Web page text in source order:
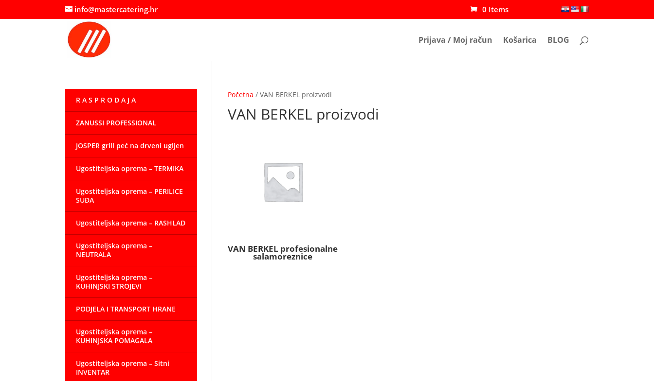
info@mastercatering.hr 0 Items
Prijava / Moj račun Košarica BLOG
Početna / VAN BERKEL proizvodi
VAN BERKEL proizvodi
VAN BERKEL profesionalne
salamoreznice
R A S P R O D A J A
ZANUSSI PROFESSIONAL
JOSPER grill peć na drveni ugljen
Ugostiteljska oprema – TERMIKA
Ugostiteljska oprema – PERILICE
SUĐA
Ugostiteljska oprema – RASHLAD
Ugostiteljska oprema –
NEUTRALA
Ugostiteljska oprema –
KUHINJSKI STROJEVI
PODJELA I TRANSPORT HRANE
Ugostiteljska oprema –
KUHINJSKA POMAGALA
Ugostiteljska oprema – Sitni
INVENTAR